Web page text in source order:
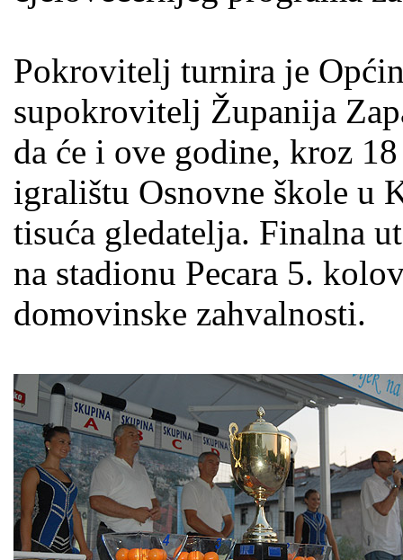
Pokrovitelj turnira je
supokrovitelj Županija
da će i ove godine, kroz
igralištu Osnovne škole u
tisuća gledatelja. Finalna
na stadionu Pecara 5.
domovinske zahvalnosti.